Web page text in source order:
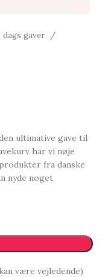
dags gaver
ultimative gave til
har vi nøje
fra danske
nyde noget
være vejledende)